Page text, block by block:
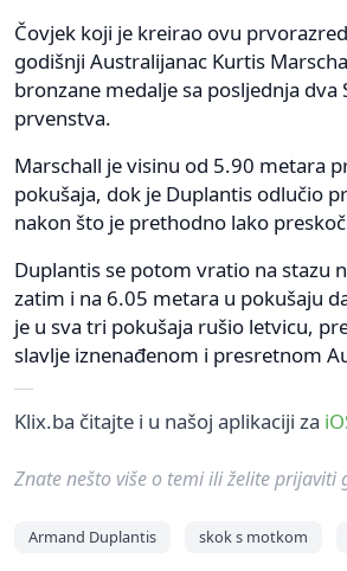
Čovjek koji je kreirao ovu
godišnji Australijanac Kurtis
bronzane medalje sa posljednja dva
prvenstva.
Marschall je visinu od 5.90 metara
pokušaja, dok je Duplantis odlučio
nakon što je prethodno lako
Duplantis se potom vratio na stazu
zatim i na 6.05 metara u pokušaju
je u sva tri pokušaja rušio letvicu,
slavlje iznenađenom i presretnom
Klix.ba čitajte i u našoj aplikaciji za
Znate nešto više o temi ili želite prijaviti
Armand Duplantis skok s motkom